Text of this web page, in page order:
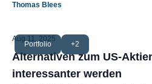
Thomas Blees
Portfolio +2
Aug 11, 2025
Alternativen zum US-
interessanter werden